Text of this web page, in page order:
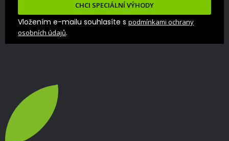
CHCI SPECIÁLNÍ VÝHODY
Vložením e-mailu souhlasíte s podmínkami ochrany
osobních údajů.